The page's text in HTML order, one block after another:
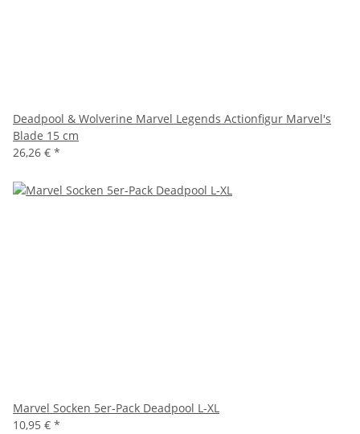
Deadpool & Wolverine Marvel Legends Actionfigur Marvel's
Blade 15 cm
26,26 € *
Marvel Socken 5er-Pack Deadpool L-XL
10,95 € *